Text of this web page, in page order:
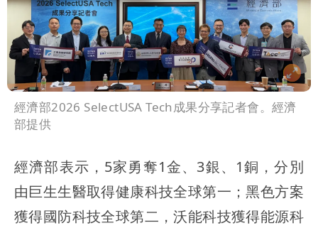
經濟部2026 SelectUSA Tech成果分享記者會。經濟
部提供
經濟部表示，5家勇奪1金、3銀、1銅，分別
由巨生生醫取得健康科技全球第一；黑色方案
獲得國防科技全球第二，沃能科技獲得能源科